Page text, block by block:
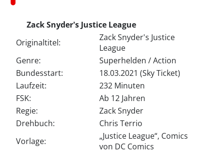
Zack Snyder's Justice League
Originaltitel:
Zack Snyder's Justice
League
Genre:
Superhelden / Action
Bundesstart:
18.03.2021 (Sky Ticket)
Laufzeit:
232 Minuten
FSK:
Ab 12 Jahren
Regie:
Zack Snyder
Drehbuch:
Chris Terrio
Vorlage:
„Justice League“, Comics
von DC Comics